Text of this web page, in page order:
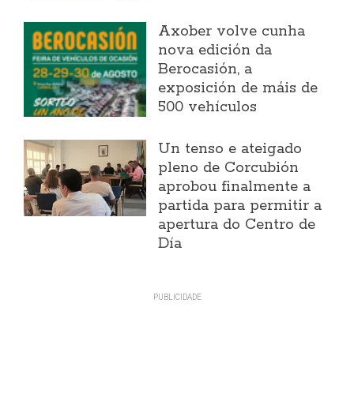
Axober volve cunha
nova edición da
Berocasión, a
exposición de máis de
500 vehículos
Un tenso e ateigado
pleno de Corcubión
aprobou finalmente a
partida para permitir a
apertura do Centro de
Día